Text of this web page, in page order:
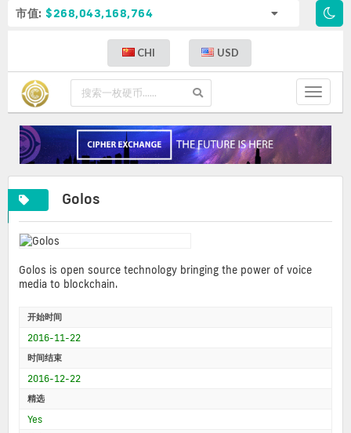
市值: $268,043,168,764
CHI USD
Toggle
Golos
Golos is open source technology bringing the power of voice
media to blockchain.
开始时间
2016-11-22
时间结束
2016-12-22
精选
Yes